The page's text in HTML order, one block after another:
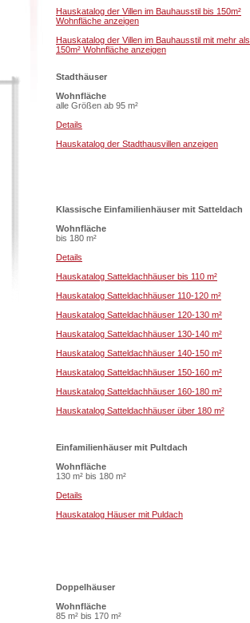
Hauskatalog der Villen im Bauhausstil bis 150m²
Wohnfläche anzeigen
Hauskatalog der Villen im Bauhausstil mit mehr als
150m² Wohnfläche anzeigen
Stadthäuser
Wohnfläche
alle Größen ab 95 m²
Details
Hauskatalog der Stadthausvillen anzeigen
Klassische Einfamilienhäuser mit Satteldach
Wohnfläche
bis 180 m²
Details
Hauskatalog Satteldachhäuser bis 110 m²
Hauskatalog Satteldachhäuser 110-120 m²
Hauskatalog Satteldachhäuser 120-130 m²
Hauskatalog Satteldachhäuser 130-140 m²
Hauskatalog Satteldachhäuser 140-150 m²
Hauskatalog Satteldachhäuser 150-160 m²
Hauskatalog Satteldachhäuser 160-180 m²
Hauskatalog Satteldachhäuser über 180 m²
Einfamilienhäuser mit Pultdach
Wohnfläche
130 m² bis 180 m²
Details
Hauskatalog Häuser mit Puldach
Doppelhäuser
Wohnfläche
85 m² bis 170 m²